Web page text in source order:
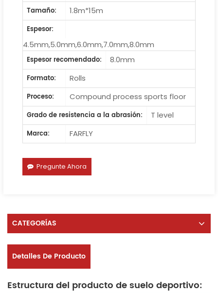
Tamaño:
1.8m*15m
Espesor:
4.5mm,5.0mm,6.0mm,7.0mm,8.0mm
Espesor recomendado:
8.0mm
Formato:
Rolls
Proceso:
Compound process sports floor
Grado de resistencia a la abrasión:
T level
Marca:
FARFLY
Pregunte Ahora
CATEGORÍAS
Detalles De Producto
Estructura del producto de suelo deportivo: